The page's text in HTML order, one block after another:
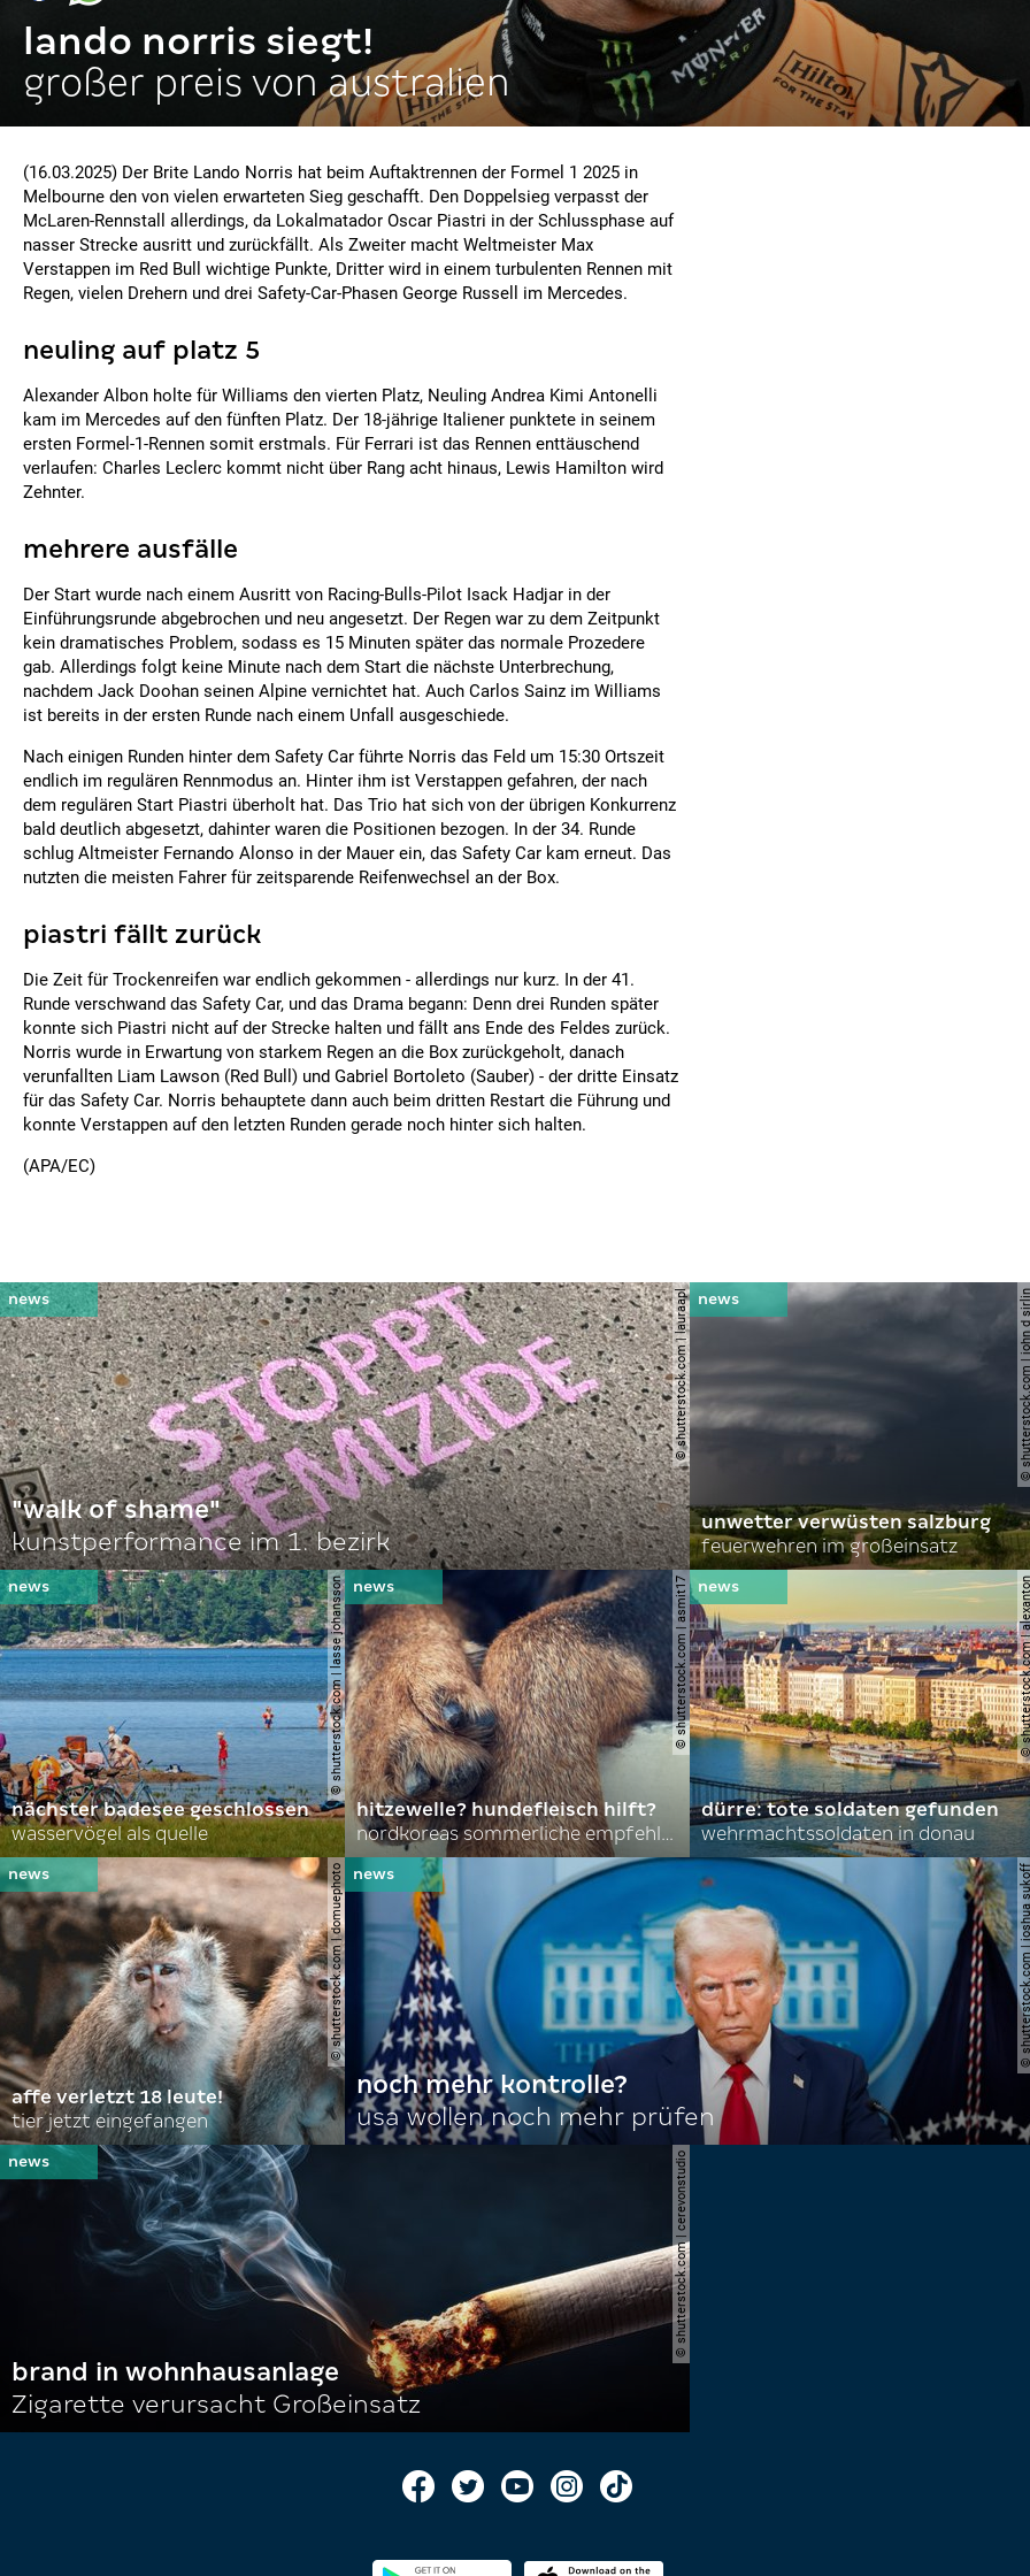
lando norris siegt!
großer preis von australien
(16.03.2025) Der Brite Lando Norris hat beim Auftaktrennen der Formel 1 2025 in
Melbourne den von vielen erwarteten Sieg geschafft. Den Doppelsieg verpasst der
McLaren-Rennstall allerdings, da Lokalmatador Oscar Piastri in der Schlussphase auf
nasser Strecke ausritt und zurückfällt. Als Zweiter macht Weltmeister Max
Verstappen im Red Bull wichtige Punkte, Dritter wird in einem turbulenten Rennen mit
Regen, vielen Drehern und drei Safety-Car-Phasen George Russell im Mercedes.
neuling auf platz 5
Alexander Albon holte für Williams den vierten Platz, Neuling Andrea Kimi Antonelli
kam im Mercedes auf den fünften Platz. Der 18-jährige Italiener punktete in seinem
ersten Formel-1-Rennen somit erstmals. Für Ferrari ist das Rennen enttäuschend
verlaufen: Charles Leclerc kommt nicht über Rang acht hinaus, Lewis Hamilton wird
Zehnter.
mehrere ausfälle
Der Start wurde nach einem Ausritt von Racing-Bulls-Pilot Isack Hadjar in der
Einführungsrunde abgebrochen und neu angesetzt. Der Regen war zu dem Zeitpunkt
kein dramatisches Problem, sodass es 15 Minuten später das normale Prozedere
gab. Allerdings folgt keine Minute nach dem Start die nächste Unterbrechung,
nachdem Jack Doohan seinen Alpine vernichtet hat. Auch Carlos Sainz im Williams
ist bereits in der ersten Runde nach einem Unfall ausgeschiede.
Nach einigen Runden hinter dem Safety Car führte Norris das Feld um 15:30 Ortszeit
endlich im regulären Rennmodus an. Hinter ihm ist Verstappen gefahren, der nach
dem regulären Start Piastri überholt hat. Das Trio hat sich von der übrigen Konkurrenz
bald deutlich abgesetzt, dahinter waren die Positionen bezogen. In der 34. Runde
schlug Altmeister Fernando Alonso in der Mauer ein, das Safety Car kam erneut. Das
nutzten die meisten Fahrer für zeitsparende Reifenwechsel an der Box.
piastri fällt zurück
Die Zeit für Trockenreifen war endlich gekommen - allerdings nur kurz. In der 41.
Runde verschwand das Safety Car, und das Drama begann: Denn drei Runden später
konnte sich Piastri nicht auf der Strecke halten und fällt ans Ende des Feldes zurück.
Norris wurde in Erwartung von starkem Regen an die Box zurückgeholt, danach
verunfallten Liam Lawson (Red Bull) und Gabriel Bortoleto (Sauber) - der dritte Einsatz
für das Safety Car. Norris behauptete dann auch beim dritten Restart die Führung und
konnte Verstappen auf den letzten Runden gerade noch hinter sich halten.
(APA/EC)
© shutterstock.com | lauraapl
"walk of shame"
kunstperformance im 1. bezirk
©
unwetter verwüsten salzburg
feuerwehren im großeinsatz
© shutterstock.com | lasse johansson
nächster badesee geschlossen
wasservögel als quelle
© shutterstock.com | asmit17
hitzewelle? hundefleisch hilft?
nordkoreas sommerliche empfehlungen
©
dürre: tote soldaten gefunden
wehrmachtssoldaten in donau
© shutterstock.com | domuephoto
affe verletzt 18 leute!
tier jetzt eingefangen
©
noch mehr kontrolle?
usa wollen noch mehr prüfen
© shutterstock.com | cerevonstudio
brand in wohnhausanlage
Zigarette verursacht Großeinsatz